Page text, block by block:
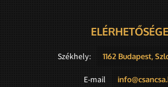
Székhely: 1162 Budapest,
E-mail